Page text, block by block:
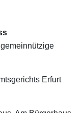
Erfurt